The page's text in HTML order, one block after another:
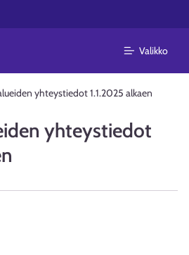
Valikko
yhteystiedot 1.1.2025 alkaen
yhteystiedot